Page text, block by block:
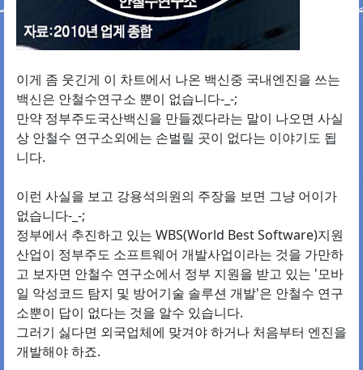
이게 좀 웃긴게 이 차트에서 나온 백신중 국내엔진을 쓰는
백신은 안철수연구소 뿐이 없습니다-_-;
만약 정부주도국산백신을 만들겠다라는 말이 나오면 사실
상 안철수 연구소외에는 손벌릴 곳이 없다는 이야기도 됩
니다.
이런 사실을 보고 강용석의원의 주장을 보면 그냥 어이가
없습니다-_-;
정부에서 추진하고 있는 WBS(World Best Software)지원
산업이 정부주도 소프트웨어 개발사업이라는 것을 가만하
고 보자면 안철수 연구소에서 정부 지원을 받고 있는 '모바
일 악성코드 탐지 및 방어기술 솔루션 개발'은 안철수 연구
소뿐이 답이 없다는 것을 알수 있습니다.
그러기 싫다면 외국업체에 맞겨야 하거나 처음부터 엔진을
개발해야 하죠.